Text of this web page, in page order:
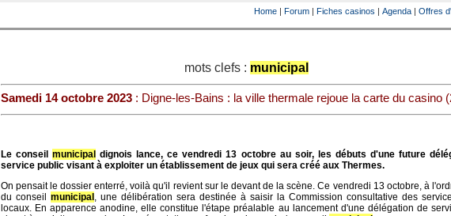
Home | Forum | Fiches casinos | Agenda | Offres
mots clefs : municipal
Samedi 14 octobre 2023: Digne-les-Bains : la ville thermale rejoue la carte du casino
Le conseil municipal dignois lance, ce vendredi 13 octobre au soir, les débuts d'une future
service public visant à exploiter un établissement de jeux qui sera créé aux Thermes.
On pensait le dossier enterré, voilà qu'il revient sur le devant de la scène. Ce vendredi 13 octobre, à
du conseil municipal , une délibération sera destinée à saisir la Commission consultative des
locaux. En apparence anodine, elle constitue l'étape préalable au lancement d'une délégation de